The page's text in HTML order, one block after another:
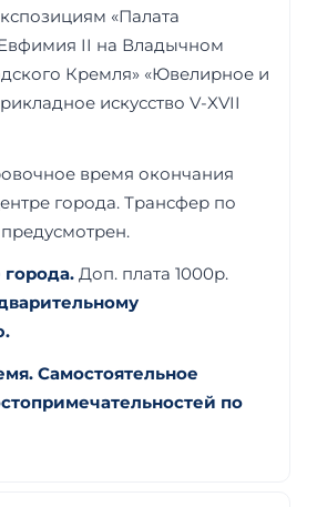
«Палата
II на Владычном
Кремля» «Ювелирное и
искусство V-XVII
время окончания
города. Трансфер по
Доп. плата 1000р.
Самостоятельное
по